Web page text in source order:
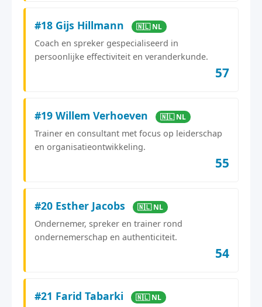
#18 Gijs Hillmann 🇳🇱 NL
Coach en spreker gespecialiseerd in
persoonlijke effectiviteit en veranderkunde.
57
#19 Willem Verhoeven 🇳🇱 NL
Trainer en consultant met focus op leiderschap
en organisatieontwikkeling.
55
#20 Esther Jacobs 🇳🇱 NL
Ondernemer, spreker en trainer rond
ondernemerschap en authenticiteit.
54
#21 Farid Tabarki 🇳🇱 NL